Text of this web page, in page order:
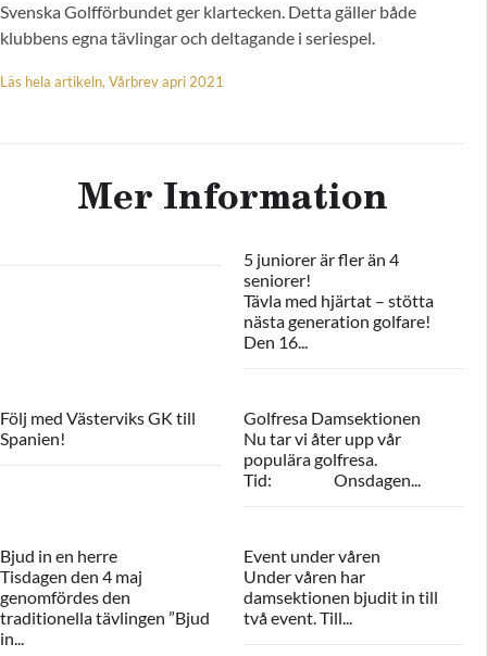
Svenska Golfförbundet ger klartecken. Detta gäller både
klubbens egna tävlingar och deltagande i seriespel.
Läs hela artikeln, Vårbrev apri 2021
Mer Information
5 juniorer är fler än 4
seniorer!
Tävla med hjärtat – stötta
nästa generation golfare!
Den 16...
Följ med Västerviks GK till
Spanien!
Golfresa Damsektionen
Nu tar vi åter upp vår
populära golfresa.
Tid: Onsdagen...
Bjud in en herre
Tisdagen den 4 maj
genomfördes den
traditionella tävlingen ”Bjud
in...
Event under våren
Under våren har
damsektionen bjudit in till
två event. Till...